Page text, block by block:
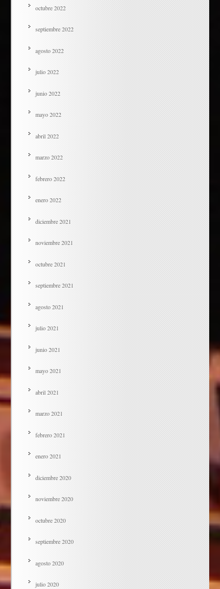
octubre 2022
septiembre 2022
agosto 2022
julio 2022
junio 2022
mayo 2022
abril 2022
marzo 2022
febrero 2022
enero 2022
diciembre 2021
noviembre 2021
octubre 2021
septiembre 2021
agosto 2021
julio 2021
junio 2021
mayo 2021
abril 2021
marzo 2021
febrero 2021
enero 2021
diciembre 2020
noviembre 2020
octubre 2020
septiembre 2020
agosto 2020
julio 2020